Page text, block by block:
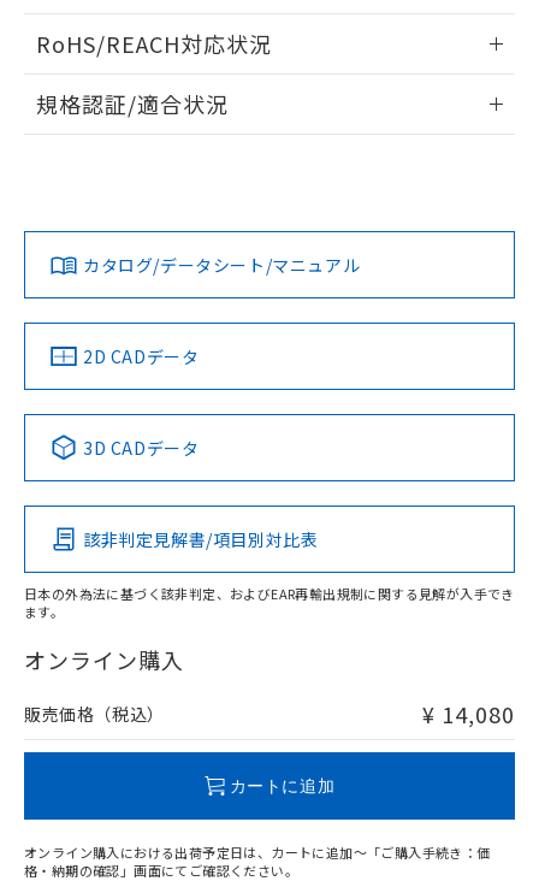
タイムチャート
A: 100mm以上、B: 70mm以上
上、n: 45mm以上
検出物体の大きさと材質による影響
検出領域
ドすることができます。
ログイン/会員登録
ダウンロードデータをご利用いただく前に、以下を必ずお読
みください。
ソフトウェアの使用条件
RoHS/REACH対応状況
EU RoHS 注意事項・凡例
対応済み
中国 RoHS 注意事項・凡例
Pb Hg Cd Cr(VI)
O
在庫等で未対応品が混在する可能性があります。
問い合わせください。
規格認証/適合状況
LR型式承認
（イギリス
船舶規格）
DNV型式承認
（ノルウェー
BV型式承認
（フランス
KR型式
（韓国
No No No No
この製品の規格認証/適合状況ページへ
その他の認証はこちらのページからご検索ください
カタログ/データシート/マニュアル
2D CADデータ
3D CADデータ
該非判定見解書/項目別対比表
日本の外為法に基づく該非判定、およびEAR再輸出規制に関する見解が入手でき
ます。
オンライン購入
販売価格（税込） ¥ 14,080
カートに追加
オンライン購入における出荷予定日は、カートに追加～「ご購入手続き：価
格・納期の確認」画面にてご確認ください。